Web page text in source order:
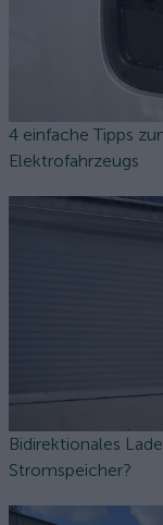
4 einfache Tipps
Elektrofahrzeugs
Bidirektionales
Stromspeicher?